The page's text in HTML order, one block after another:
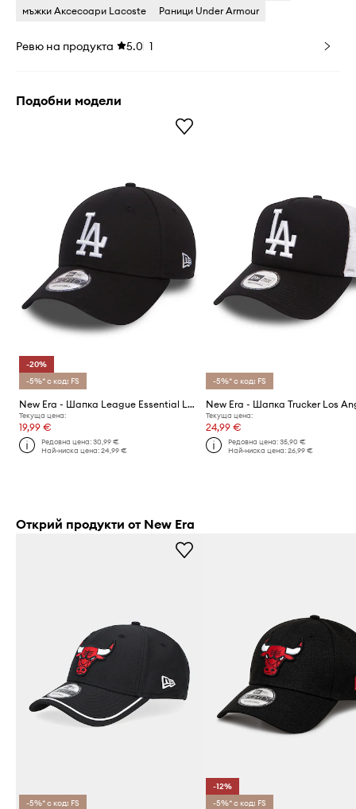
мъжки Аксесоари Lacoste Раници Under Armour
Ревю на продукта 5.0 1
Подобни модели
-20%
-5%* с код: FS
New Era - Шапка League Essential La Dodgers 9FORTY®
Текуща цена:
19,99 €
Редовна цена:30,99 €
Най-ниска цена:24,99 €
-5%* с код: FS
Текуща цена:
24,99 €
Редовна цена: 35,90 €
Най-ниска цена: 26,99 €
Открий продукти от New Era
-5%* с код: FS
-12%
-5%* с код: FS